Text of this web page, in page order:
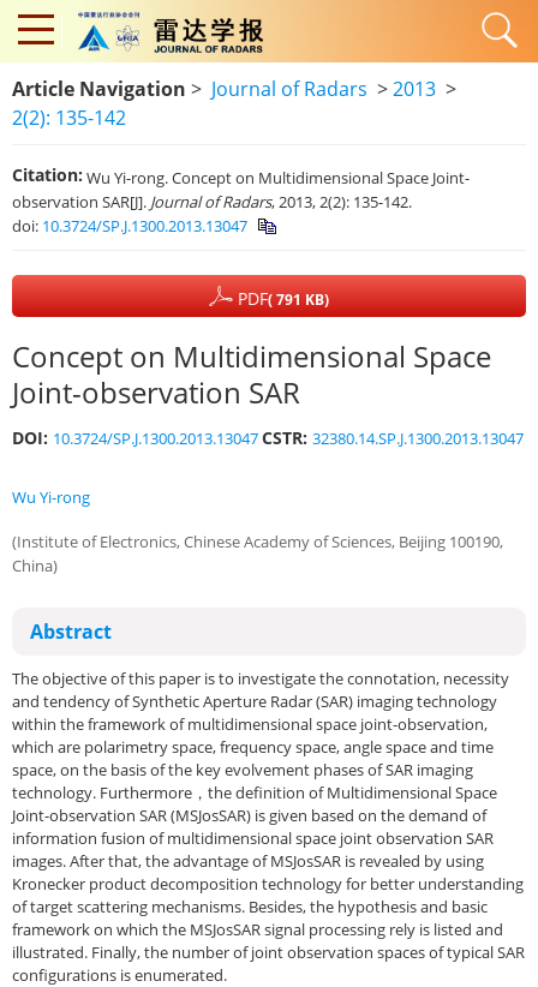
Article Navigation > Journal of Radars >2013 >
2(2): 135-142
Citation: Wu Yi-rong. Concept on Multidimensional Space Joint-
observation SAR[J]. Journal of Radars, 2013, 2(2): 135-142.
doi: 10.3724/SP.J.1300.2013.13047
PDF( 791 KB)
Concept on Multidimensional Space
Joint-observation SAR
DOI: 10.3724/SP.J.1300.2013.13047CSTR: 32380.14.SP.J.1300.2013.13047
Wu Yi-rong
(Institute of Electronics, Chinese Academy of Sciences, Beijing 100190,
China)
Abstract
The objective of this paper is to investigate the connotation, necessity
and tendency of Synthetic Aperture Radar (SAR) imaging technology
within the framework of multidimensional space joint-observation,
which are polarimetry space, frequency space, angle space and time
space, on the basis of the key evolvement phases of SAR imaging
technology. Furthermore，the definition of Multidimensional Space
Joint-observation SAR (MSJosSAR) is given based on the demand of
information fusion of multidimensional space joint observation SAR
images. After that, the advantage of MSJosSAR is revealed by using
Kronecker product decomposition technology for better understanding
of target scattering mechanisms. Besides, the hypothesis and basic
framework on which the MSJosSAR signal processing rely is listed and
illustrated. Finally, the number of joint observation spaces of typical SAR
configurations is enumerated.